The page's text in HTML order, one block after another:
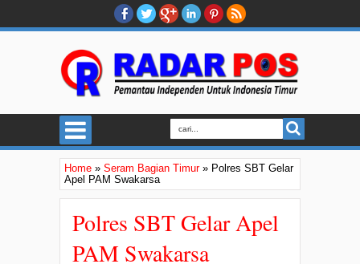
Home » Seram Bagian Timur» Polres SBT Gelar
Apel PAM Swakarsa
Polres SBT Gelar Apel
PAM Swakarsa